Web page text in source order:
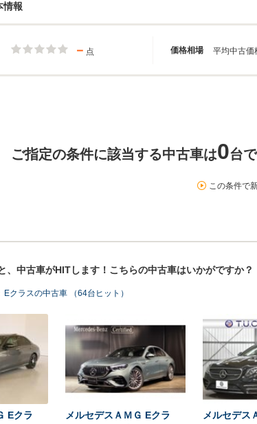
情報
価格相場
－ 点 平均中古価
ご指定の条件に該当する中古車は0台
この条件で
、中古車がHITします！こちらの中古車はいかがですか？
Eクラスの中古車 （64台ヒット）
Eクラ
メルセデスＡＭＧ Eクラ
メルセデス